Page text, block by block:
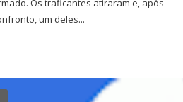
Os traficantes atiraram e, após
um deles...